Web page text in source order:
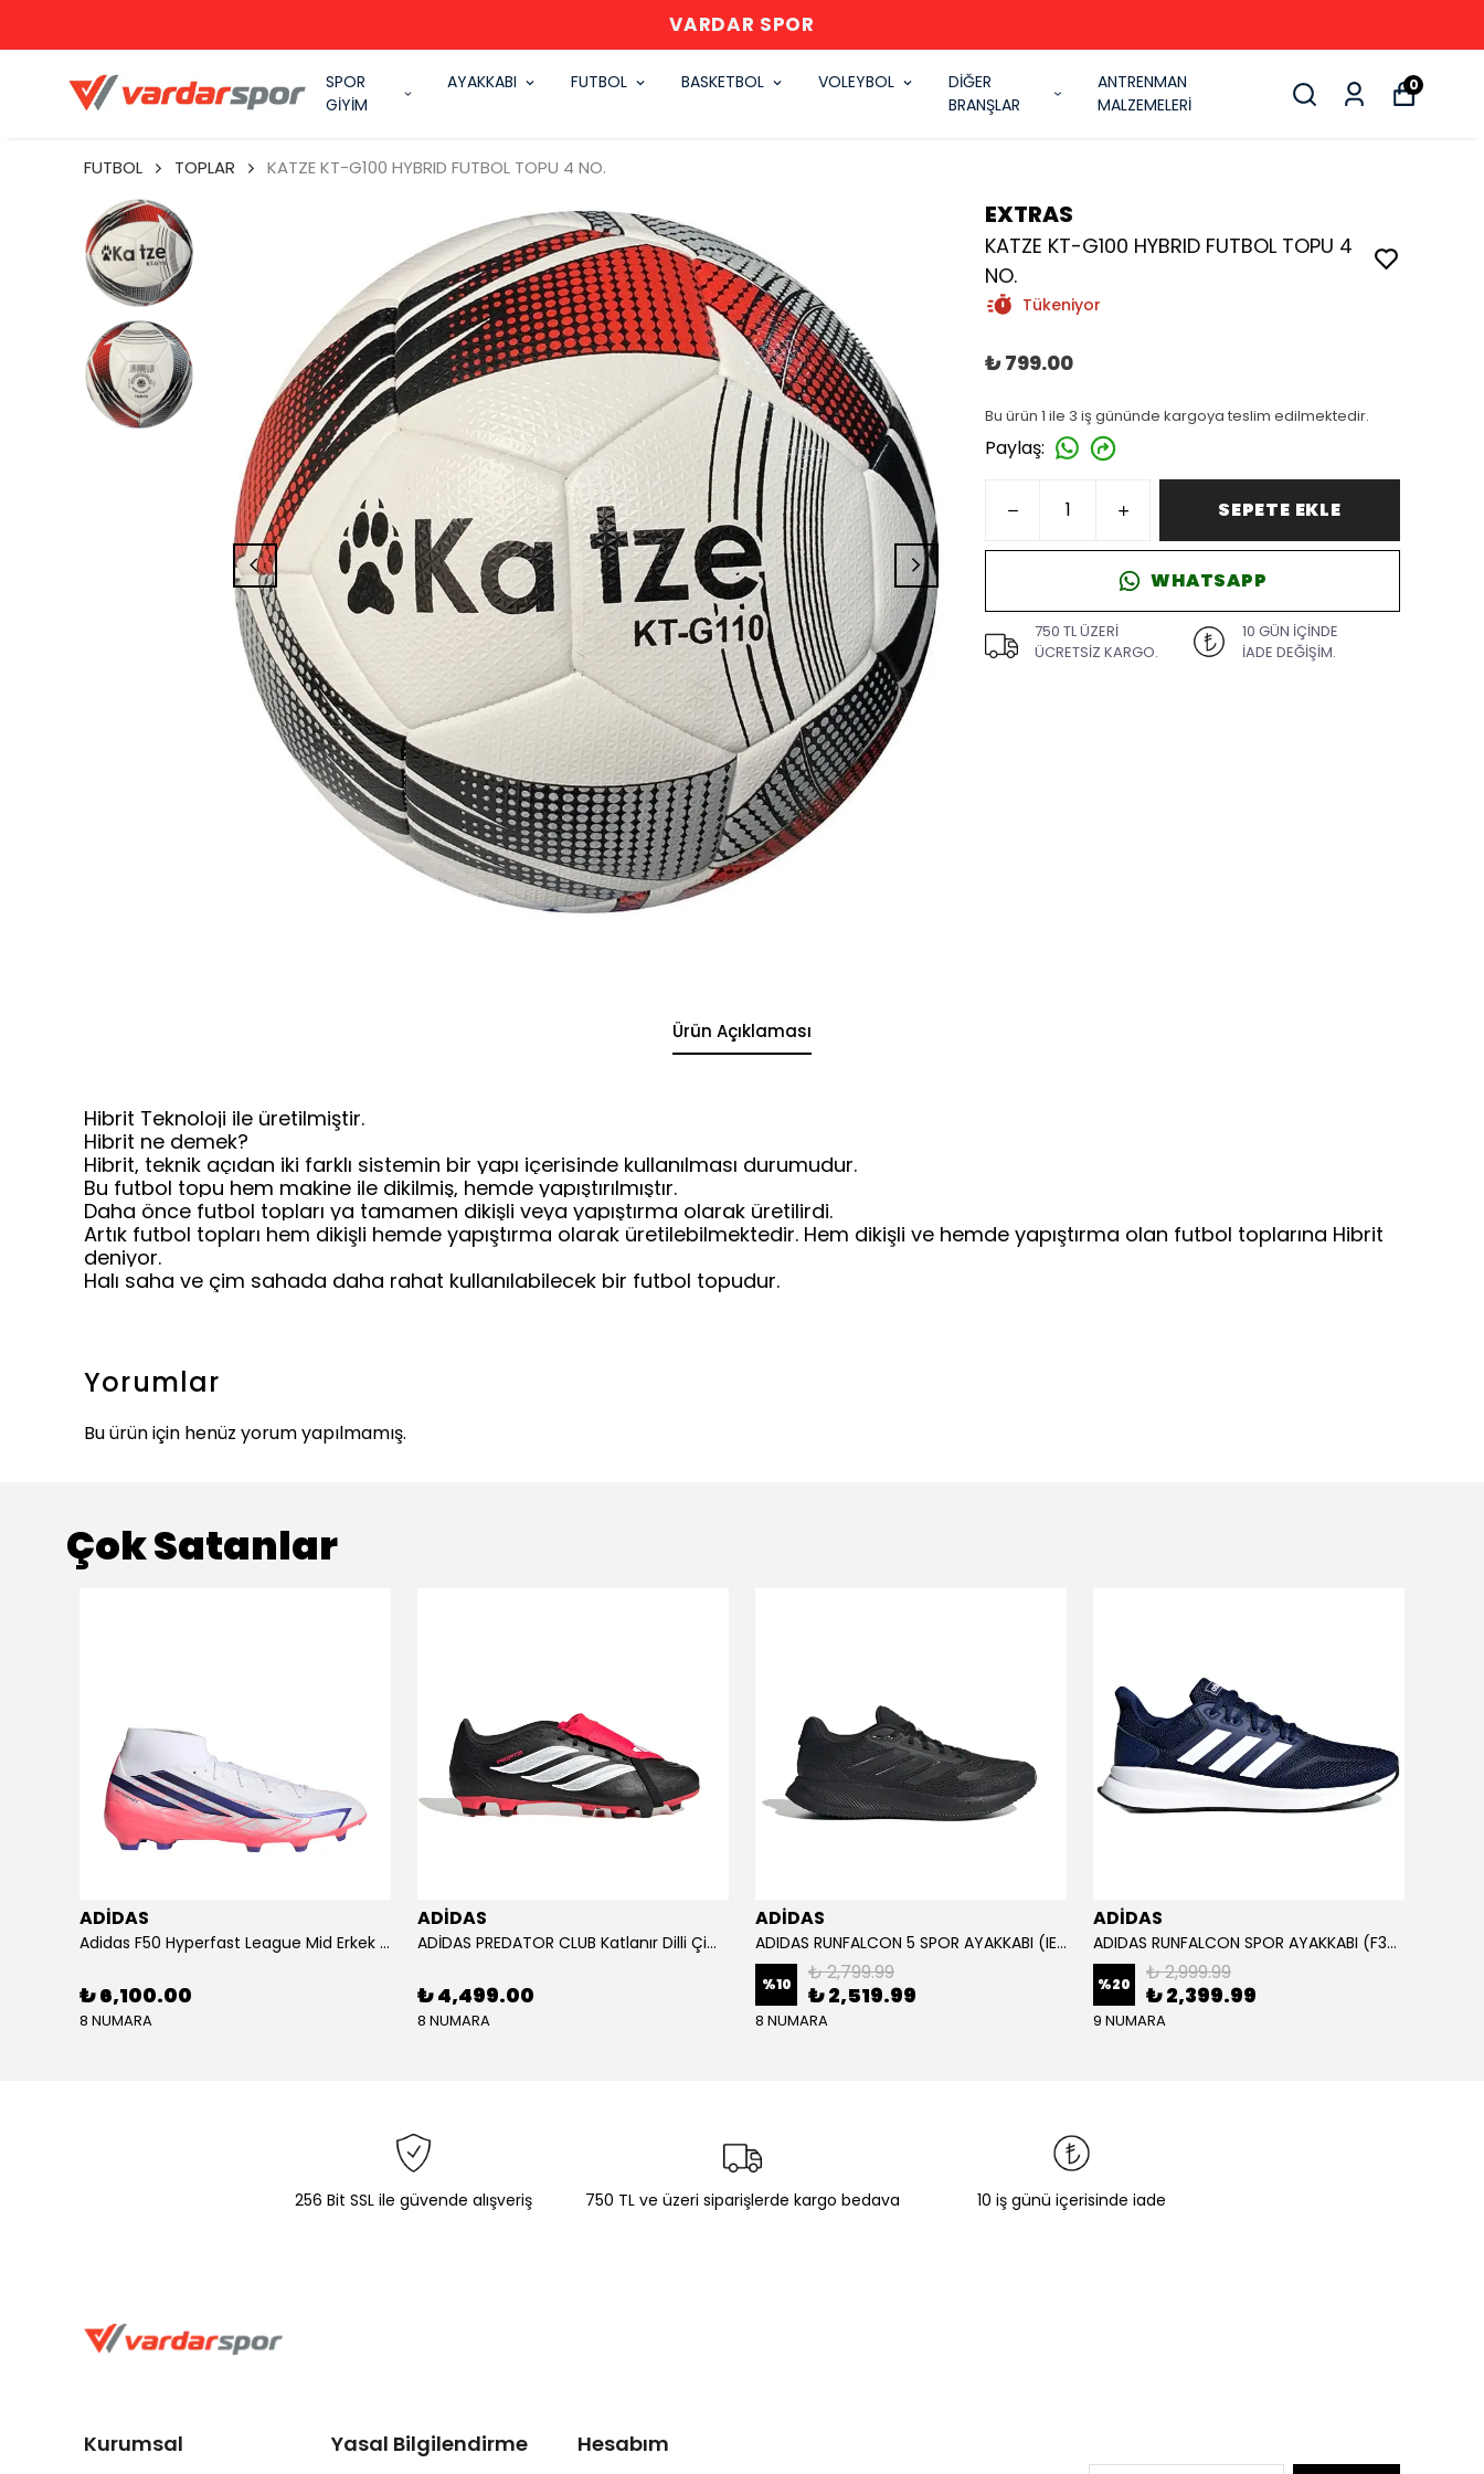
VARDAR SPOR
SPOR
GİYİM
AYAKKABI FUTBOL BASKETBOL VOLEYBOL
DİĞER
BRANŞLAR
ANTRENMAN
MALZEMELERİ
0
FUTBOL TOPLAR KATZE KT-G100 HYBRID FUTBOL TOPU 4 NO.
EXTRAS
KATZE KT-G100 HYBRID FUTBOL TOPU 4
NO.
Tükeniyor
₺ 799.00
Bu ürün 1 ile 3 iş gününde kargoya teslim edilmektedir.
Paylaş:
SEPETE EKLE
WHATSAPP
750 TL ÜZERİ
ÜCRETSİZ KARGO.
10 GÜN İÇİNDE
İADE DEĞİŞİM.
Ürün Açıklaması
Hibrit Teknoloji ile üretilmiştir.
Hibrit ne demek?
Hibrit, teknik açıdan iki farklı sistemin bir yapı içerisinde kullanılması durumudur.
Bu futbol topu hem makine ile dikilmiş, hemde yapıştırılmıştır.
Daha önce futbol topları ya tamamen dikişli veya yapıştırma olarak üretilirdi.
Artık futbol topları hem dikişli hemde yapıştırma olarak üretilebilmektedir. Hem dikişli ve hemde yapıştırma olan futbol toplarına Hibrit
deniyor.
Halı saha ve çim sahada daha rahat kullanılabilecek bir futbol topudur.
Yorumlar
Bu ürün için henüz yorum yapılmamış.
Çok Satanlar
ADİDAS
Adidas F50 Hyperfast League Mid Erkek Krampon (IH7090)
₺ 6,100.00
8 NUMARA
ADİDAS
ADİDAS PREDATOR CLUB Katlanır Dilli Çim Saha/Çoklu Zemin Kramponu JR3330
₺ 4,499.00
8 NUMARA
ADİDAS
ADIDAS RUNFALCON 5 SPOR AYAKKABI (IE8812)
%10 ₺ 2,799.99
₺ 2,519.99
8 NUMARA
ADİDAS
ADIDAS RUNFALCON SPOR AYAKKABI (F36201)
%20 ₺ 2,999.99
₺ 2,399.99
9 NUMARA
256 Bit SSL ile güvende alışveriş 750 TL ve üzeri siparişlerde kargo bedava 10 iş günü içerisinde iade
Kurumsal Yasal Bilgilendirme Hesabım